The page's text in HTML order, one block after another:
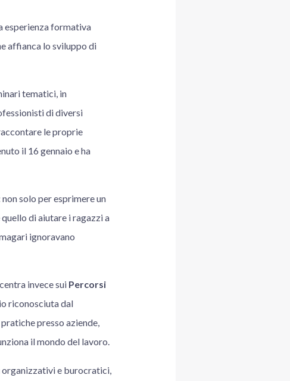
esperienza formativa
affianca lo sviluppo di
tematici, in
di diversi
le proprie
il 16 gennaio e ha
non solo per esprimere un
di aiutare i ragazzi a
ignoravano
invece sui Percorsi
riconosciuta dal
presso aziende,
il mondo del lavoro.
organizzativi e burocratici,